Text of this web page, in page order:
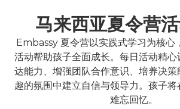
马来西亚夏令营
Embassy 夏令营以实践式学习为核心
活动帮助孩子全面成长。每日活动精
达能力、增强团队合作意识、培养决
趣的氛围中建立自信与领导力。孩子
难忘回忆。